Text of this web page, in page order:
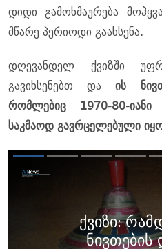
დიდი გამოხმაურება
მწარე პერიოდი გაახსენა.
დღევანდელ ქვიზში
გავიხსენებთ დაის
რომლებიც 1970-80-
საკმაოდ გავრცელებული